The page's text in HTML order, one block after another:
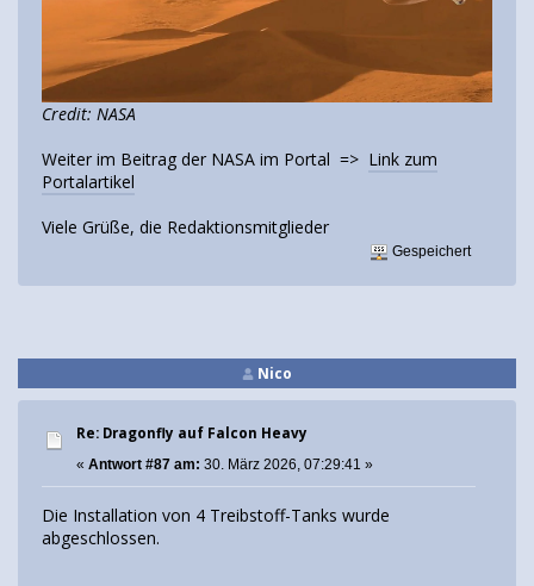
Credit: NASA
Weiter im Beitrag der NASA im Portal => Link zum
Portalartikel
Viele Grüße, die Redaktionsmitglieder
Gespeichert
Nico
Re: Dragonfly auf Falcon Heavy
« Antwort #87 am: 30. März 2026, 07:29:41 »
Die Installation von 4 Treibstoff-Tanks wurde
abgeschlossen.